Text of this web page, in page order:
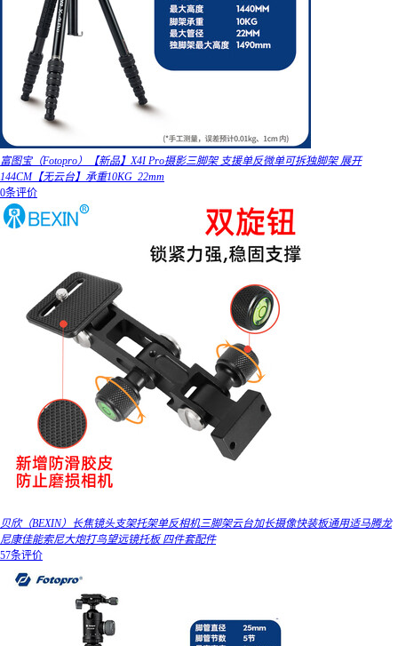
富图宝（Fotopro）【新品】X4I Pro摄影三脚架 支援单反微单可拆独脚架 展开
144CM【无云台】承重10KG_22mm
0条评价
贝欣（BEXIN）长焦镜头支架托架单反相机三脚架云台加长摄像快装板通用适马腾龙
尼康佳能索尼大炮打鸟望远镜托板 四件套配件
57条评价